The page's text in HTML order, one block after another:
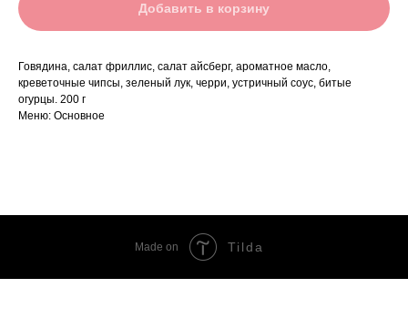
Добавить в корзину
Говядина, салат фриллис, салат айсберг, ароматное масло,
креветочные чипсы, зеленый лук, черри, устричный соус, битые
огурцы. 200 г
Меню: Основное
Made on Tilda